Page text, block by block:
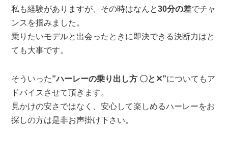
私も経験がありますが、その時はなんと30分の差でチャ
ンスを掴みました。
乗りたいモデルと出会ったときに即決できる決断力はと
ても大事です。
そういった”ハーレーの乗り出し方 〇と✕”についてもア
ドバイスさせて頂きます。
見かけの安さではなく、安心して楽しめるハーレーをお
探しの方は是非お声掛け下さい。